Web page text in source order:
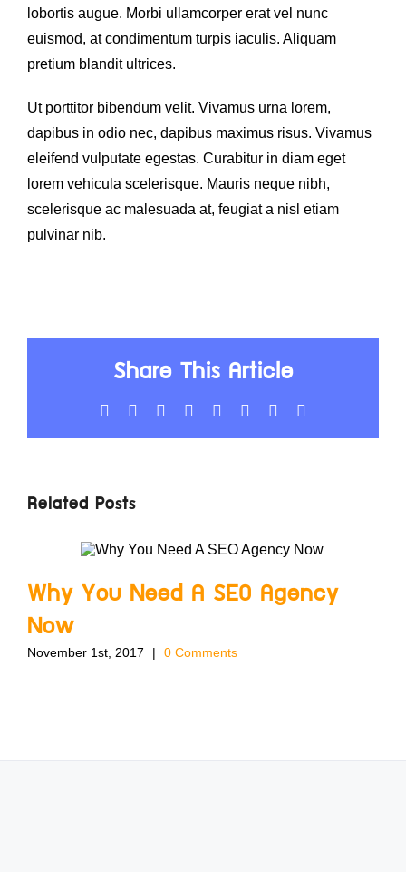
lobortis augue. Morbi ullamcorper erat vel nunc
euismod, at condimentum turpis iaculis. Aliquam
pretium blandit ultrices.
Ut porttitor bibendum velit. Vivamus urna lorem,
dapibus in odio nec, dapibus maximus risus. Vivamus
eleifend vulputate egestas. Curabitur in diam eget
lorem vehicula scelerisque. Mauris neque nibh,
scelerisque ac malesuada at, feugiat a nisl etiam
pulvinar nib.
Share This Article
Facebook LinkedInWhatsApp
TumblrPinterest
Related Posts
Why You Need A SEO Agency
Now
November 1st, 2017 | 0 Comments